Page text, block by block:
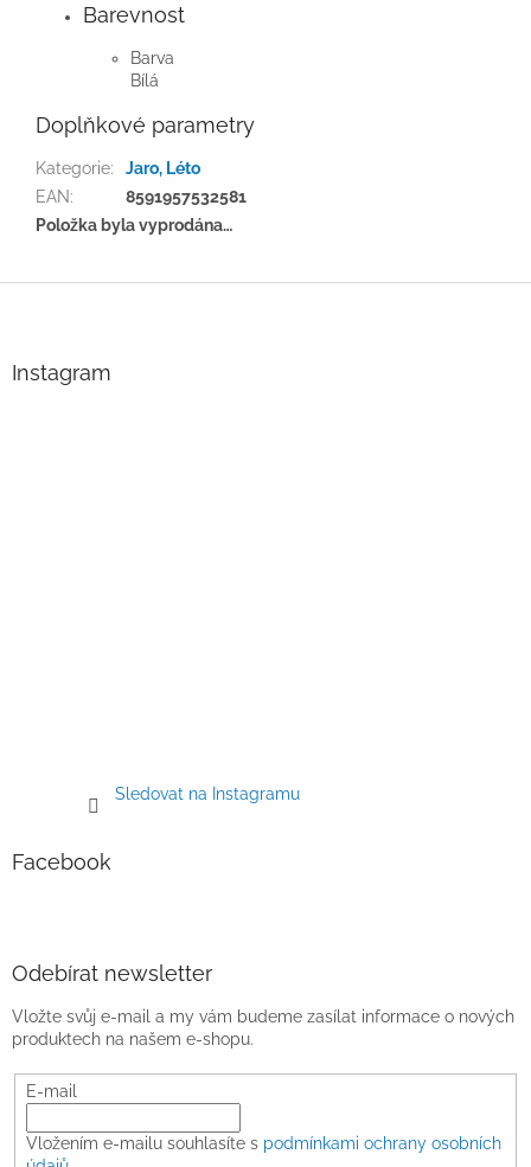
Barevnost
Barva
Bílá
Doplňkové parametry
Kategorie:
Jaro, Léto
EAN:
8591957532581
Položka byla vyprodána…
Instagram
Sledovat na Instagramu
Facebook
Odebírat newsletter
Vložte svůj e-mail a my vám budeme zasílat informace o nových
produktech na našem e-shopu.
E-mail
Vložením e-mailu souhlasíte s podmínkami ochrany osobních